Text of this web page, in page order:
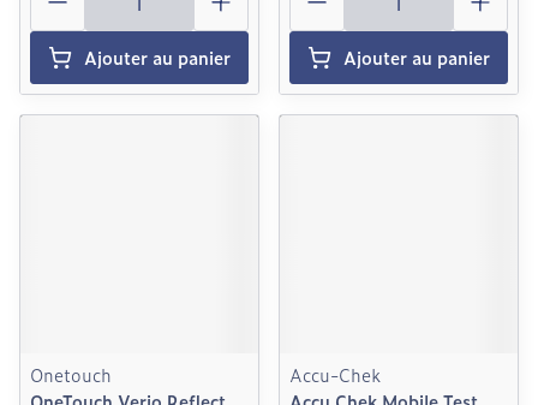
Ajouter au panier Ajouter au panier
Onetouch
Accu-Chek